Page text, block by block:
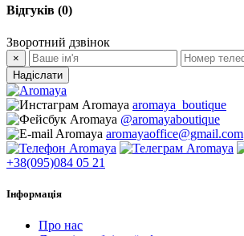
Відгуків (0)
Зворотний дзвінок
×
Надіслати
aromaya_boutique
@aromayaboutique
aromayaoffice@gmail.com
+38(095)084 05 21
Інформація
Про нас